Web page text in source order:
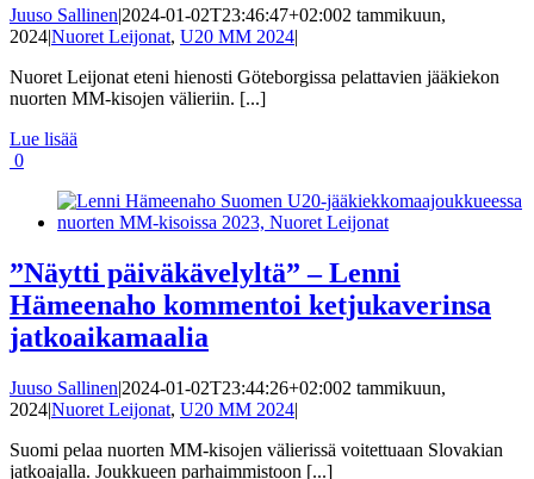
Juuso Sallinen|2024-01-02T23:46:47+02:002 tammikuun,
2024|Nuoret Leijonat, U20 MM 2024|
Nuoret Leijonat eteni hienosti Göteborgissa pelattavien jääkiekon
nuorten MM-kisojen välieriin. [...]
Lue lisää
0
”Näytti päiväkävelyltä” – Lenni
Hämeenaho kommentoi ketjukaverinsa
jatkoaikamaalia
Juuso Sallinen|2024-01-02T23:44:26+02:002 tammikuun,
2024|Nuoret Leijonat, U20 MM 2024|
Suomi pelaa nuorten MM-kisojen välierissä voitettuaan Slovakian
jatkoajalla. Joukkueen parhaimmistoon [...]